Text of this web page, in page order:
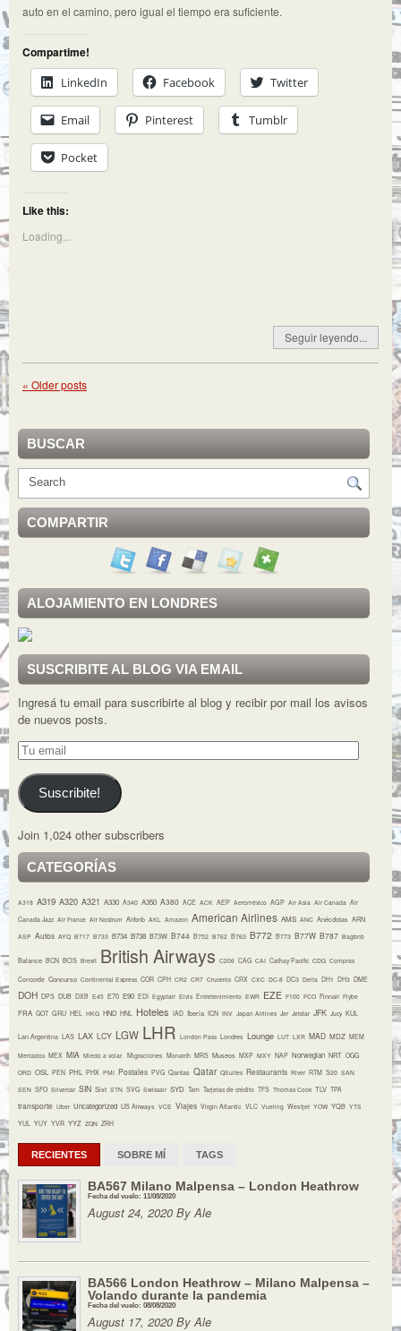
auto en el camino, pero igual el tiempo era suficiente.
Compartime!
LinkedIn
Facebook Twitter
Email Pinterest Tumblr
Pocket
Like this:
Loading...
Seguir leyendo...
« Older posts
BUSCAR
COMPARTIR
ALOJAMIENTO EN LONDRES
SUSCRIBITE AL BLOG VIA EMAIL
Ingresá tu email para suscribirte al blog y recibir por mail los avisos
de nuevos posts.
Tu
email
Suscribite!
Join 1,024 other subscribers
CATEGORÍAS
A318 A319 A320 A321 A330 A340 A350 A380 ACE ACK AEP Aeroméxico AGP Air Asia Air Canada Air
Canada Jazz Air France Air Nostrum Airbnb AKL Amazon American Airlines AMS ANC Anécdotas ARN
ASP Autos AYQ B717 B733 B734 B738 B73W B744 B752 B762 B763 B772 B773 B77W B787 Bagbnb
Balance BCN BOS Brexit British Airways C206 CAG CAI Cathay Pacific CDG Compras
Concorde Concurso Continental Express COR CPH CR2 CR7 Cruceros CRX CXC DC-8 DC3 Delta DH1 DH3 DME
DOH DPS DUB DXB E45 E70 E90 EDI Egyptair Elvis Entretenimiento EWR EZE F100 FCO Finnair Flybe
FRA GOT GRU HEL HKG HND HNL Hoteles IAD Iberia ICN INV Japan Airlines Jer Jetstar JFK Jucy KUL
Lan Argentina LAS LAX LCY LGW LHR London Pass Londres Lounge LUT LXR MAD MDZ MEM
Mercados MEX MIA Miedo a volar. Migraciones Monarch MRS Museos MXP MXY NAP Norwegian NRT OGG
ORD OSL PEN PHL PHX PMI Postales PVG Qantas Qatar QSuites Restaurants River RTM S20 SAN
SEN SFO Silvercar SIN Sixt STN SVG Swissair SYD Tam Tarjetas de crédito TFS Thomas Cook TLV TPA
transporte Uber Uncategorized US Airways VCE Viajes Virgin Atlantic VLC Vueling Westjet YOW YQB YTS
YUL YUY YVR YYZ ZQN ZRH
RECIENTES SOBRE MÍ TAGS
BA567 Milano Malpensa – London Heathrow
Fecha del vuelo: 11/08/2020
August 24, 2020 By Ale
BA566 London Heathrow – Milano Malpensa –
Volando durante la pandemia
Fecha del vuelo: 08/08/2020
August 17, 2020 By Ale